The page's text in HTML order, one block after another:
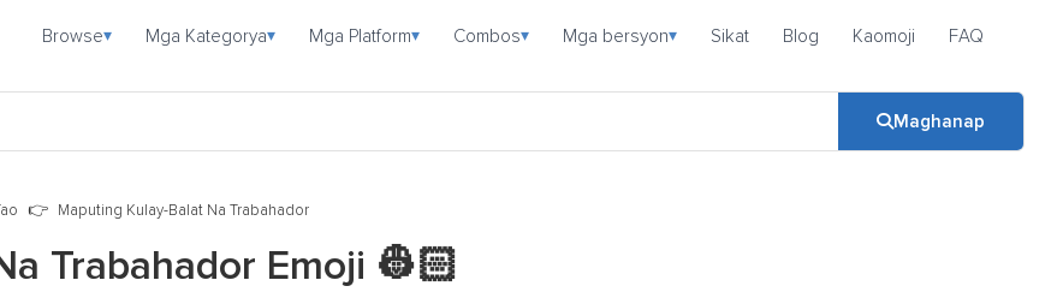
Browse▾ Mga Kategorya▾ Mga Platform▾ Combos▾ Mga bersyon▾ Sikat Blog Kaomoji FAQ
Maghanap
Maputing Kulay-Balat Na Trabahador
Trabahador Emoji 👷🏻